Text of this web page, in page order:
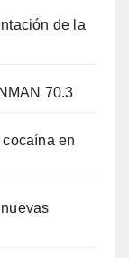
de la
70.3
en